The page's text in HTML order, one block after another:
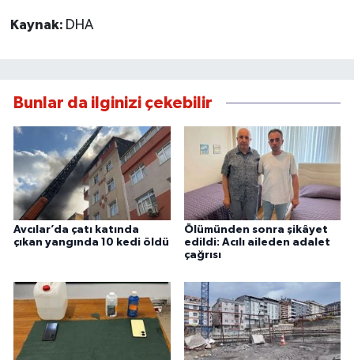
Kaynak: DHA
Bunlar da ilginizi çekebilir
Avcılar’da çatı katında
çıkan yangında 10 kedi öldü
Ölümünden sonra şikâyet
edildi: Acılı aileden adalet
çağrısı